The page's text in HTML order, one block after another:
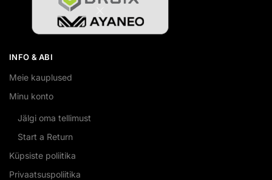
INFO & ABI
Meie kauplused
Minu konto
Jälgi oma tellimust
Start a Return
Küpsiste poliitika
Privaatsuspoliitika